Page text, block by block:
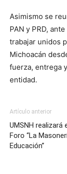
Asimismo se
PAN y PRD,
trabajar unidos
Michoacán
fuerza, entrega
entidad.
Artículo anterior
UMSNH realizará
Foro “La
Educación”